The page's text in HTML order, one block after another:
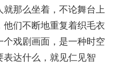
那么坐着，不论舞台上
们不断地重复着织毛衣
戏剧画面，是一种时空
达什么，就见仁见智